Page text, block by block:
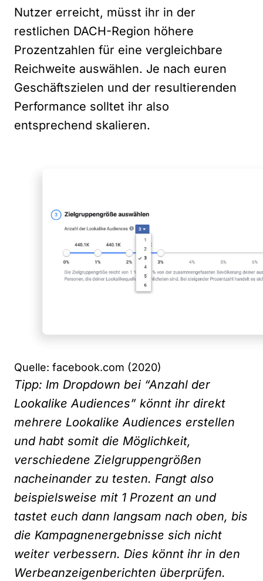
Nutzer erreicht, müsst ihr in der
restlichen DACH-Region höhere
Prozentzahlen für eine vergleichbare
Reichweite auswählen. Je nach euren
Geschäftszielen und der resultierenden
Performance solltet ihr also
entsprechend skalieren.
Quelle: facebook.com (2020)
Tipp: Im Dropdown bei “Anzahl der
Lookalike Audiences” könnt ihr direkt
mehrere Lookalike Audiences erstellen
und habt somit die Möglichkeit,
verschiedene Zielgruppengrößen
nacheinander zu testen. Fangt also
beispielsweise mit 1 Prozent an und
tastet euch dann langsam nach oben, bis
die Kampagnenergebnisse sich nicht
weiter verbessern. Dies könnt ihr in den
Werbeanzeigenberichten überprüfen.